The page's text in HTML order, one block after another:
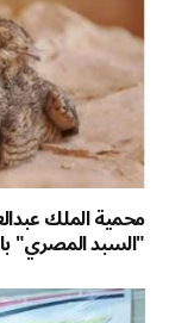
محمية الملك
"السبد المصري"